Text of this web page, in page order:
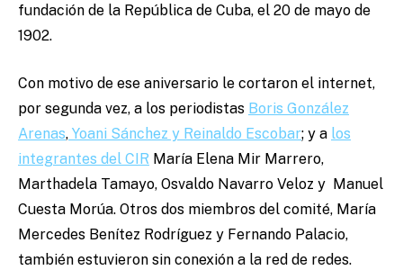
fundación de la República de Cuba, el 20 de mayo de
1902.
Con motivo de ese aniversario le cortaron el internet,
por segunda vez, a los periodistas Boris González
Arenas, Yoani Sánchez y Reinaldo Escobar; y a los
integrantes del CIR María Elena Mir Marrero,
Marthadela Tamayo, Osvaldo Navarro Veloz y Manuel
Cuesta Morúa. Otros dos miembros del comité, María
Mercedes Benítez Rodríguez y Fernando Palacio,
también estuvieron sin conexión a la red de redes.